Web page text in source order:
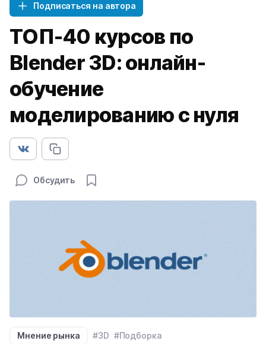
Подписаться на автора
ТОП-40 курсов по
Blender 3D: онлайн-
обучение
моделированию с нуля
Обсудить
Мнение рынка #3D #Подборка